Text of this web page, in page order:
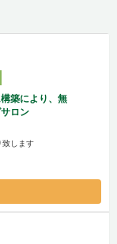
築により、無
ロン
致します